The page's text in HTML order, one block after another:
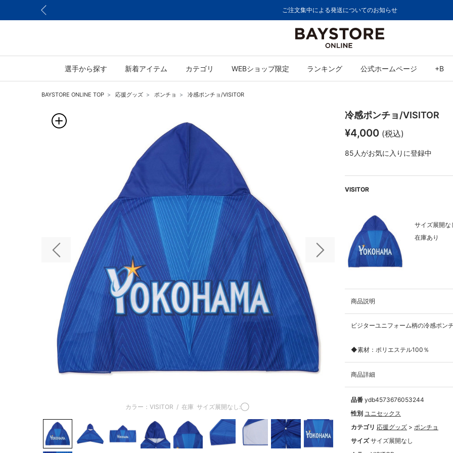
ご注文集中による発送についてのお知らせ
選手から探す 新着アイテム カテゴリ WEBショップ限定 ランキング 公式ホームページ +B
BAYSTORE ONLINE TOP 応援グッズ ポンチョ 冷感ポンチョ/VISITOR
前の画像 次の画像
カラー：VISITOR / 在庫 サイズ展開なし:◯
冷感ポンチョ/VISITOR
¥4,000 (税込)
85 人がお気に入りに登録中
VISITOR
サイズ展開な
在庫あり
商品説明
ビジターユニフォーム柄の冷感ポンチ
◆素材：ポリエステル100％
商品詳細
品番 ydb4573676053244
性別 ユニセックス
カテゴリ 応援グッズ > ポンチョ
サイズ サイズ展開なし